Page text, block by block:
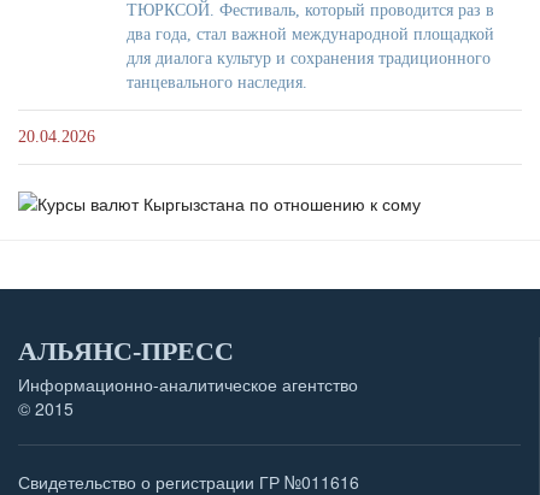
ТЮРКСОЙ. Фестиваль, который проводится раз в
два года, стал важной международной площадкой
для диалога культур и сохранения традиционного
танцевального наследия.
20.04.2026
АЛЬЯНС-ПРЕСС
Информационно-аналитическое агентство
© 2015
Свидетельство о регистрации ГР №011616